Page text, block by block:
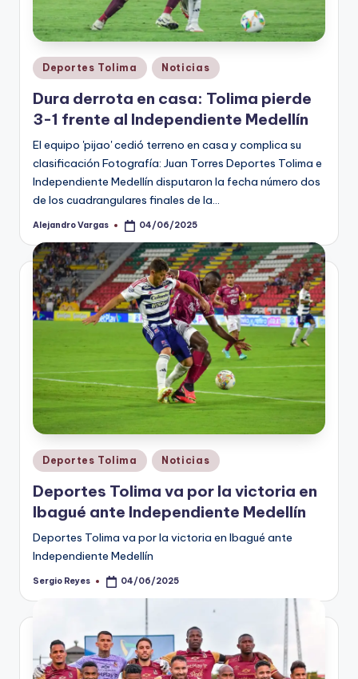
Publicado
en
Deportes Tolima Noticias
Dura derrota en casa: Tolima pierde
3-1 frente al Independiente Medellín
El equipo 'pijao' cedió terreno en casa y complica su
clasificación Fotografía: Juan Torres Deportes Tolima e
Independiente Medellín disputaron la fecha número dos
de los cuadrangulares finales de la…
Publicado
Alejandro Vargas 04/06/2025
Publicado
en
Deportes Tolima Noticias
Deportes Tolima va por la victoria en
Ibagué ante Independiente Medellín
Deportes Tolima va por la victoria en Ibagué ante
Independiente Medellín
Publicado
Sergio Reyes 04/06/2025